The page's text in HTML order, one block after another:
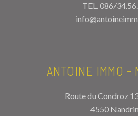
TEL.086/
ANTOINE IMMO -
Route du Condroz
4550 Nandrin